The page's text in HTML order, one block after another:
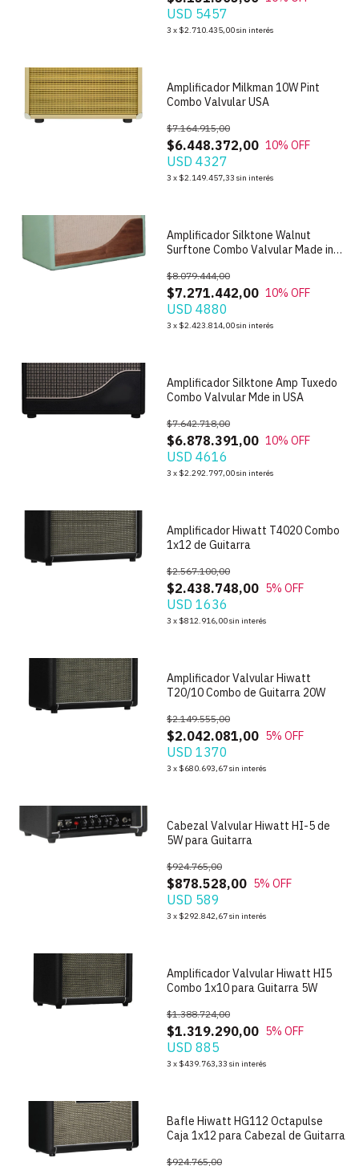
USD 5457
3 x $2.710.435,00sin interés
Amplificador Milkman 10W Pint
Combo Valvular USA
$6.448.372,00
$7.164.915,00
10% OFF
USD 4327
3 x $2.149.457,33 sin interés
Amplificador Silktone Walnut
Surftone Combo Valvular Made in
$7.271.442,00
$8.079.444,00
10% OFF
USD 4880
3 x $2.423.814,00sin interés
Amplificador Silktone Amp Tuxedo
Combo Valvular Mde in USA
$6.878.391,00
$7.642.718,00
10% OFF
USD 4616
3 x $2.292.797,00sin interés
Amplificador Hiwatt T4020 Combo
1x12 de Guitarra
$2.438.748,00
$2.567.100,00
5% OFF
USD 1636
3 x $812.916,00sin interés
Amplificador Valvular Hiwatt
T20/10 Combo de Guitarra 20W
$2.042.081,00
$2.149.555,00
5% OFF
USD 1370
3 x $680.693,67sin interés
Cabezal Valvular Hiwatt HI-5 de
5W para Guitarra
$878.528,00
$924.765,00
5% OFF
USD 589
3 x $292.842,67sin interés
Amplificador Valvular Hiwatt HI5
Combo 1x10 para Guitarra 5W
$1.319.290,00
$1.388.724,00
5% OFF
USD 885
3 x $439.763,33 sin interés
Bafle Hiwatt HG112 Octapulse
Caja 1x12 para Cabezal de Guitarra
$924.765,00